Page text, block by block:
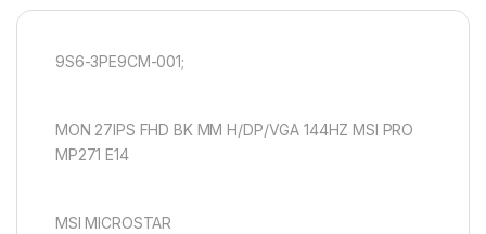
9S6-3PE9CM-001;
MON 27IPS FHD BK MM H/DP/VGA 144HZ MSI PRO
MP271 E14
MSI MICROSTAR